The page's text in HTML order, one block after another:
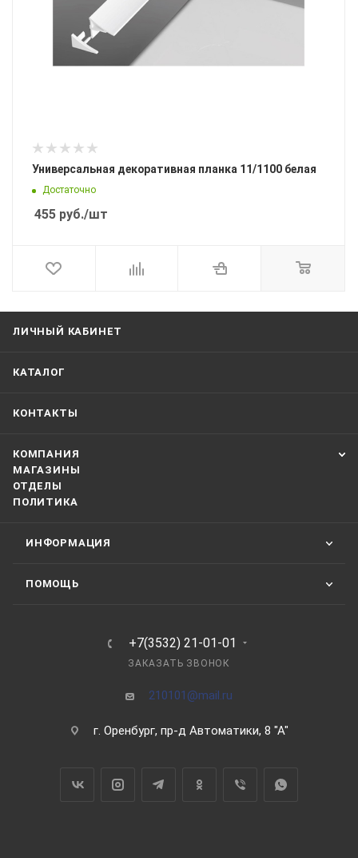
Универсальная декоративная планка 11/1100 белая
Достаточно
455 руб./шт
ЛИЧНЫЙ КАБИНЕТ
КАТАЛОГ
КОНТАКТЫ
КОМПАНИЯ
МАГАЗИНЫ
ОТДЕЛЫ
ПОЛИТИКА
ИНФОРМАЦИЯ
ПОМОЩЬ
+7(3532) 21-01-01
ЗАКАЗАТЬ ЗВОНОК
210101@mail.ru
г. Оренбург, пр-д Автоматики, 8 "А"